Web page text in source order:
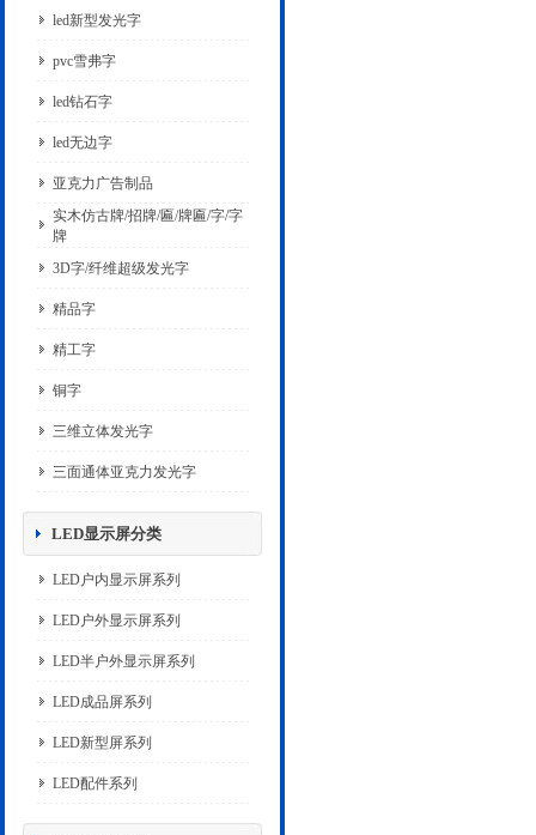
led新型发光字
pvc雪弗字
led钻石字
led无边字
亚克力广告制品
实木仿古牌/招牌/匾/牌匾/字/字
牌
3D字/纤维超级发光字
精品字
精工字
铜字
三维立体发光字
三面通体亚克力发光字
LED显示屏分类
LED户内显示屏系列
LED户外显示屏系列
LED半户外显示屏系列
LED成品屏系列
LED新型屏系列
LED配件系列